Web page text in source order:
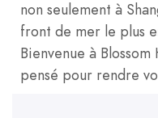
non seulement à
front de mer le plus
Bienvenue à
pensé pour rendre